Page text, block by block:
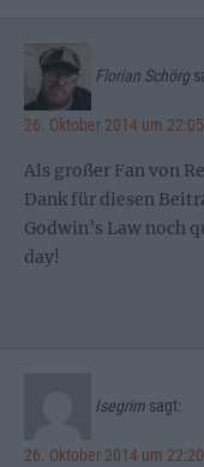
Florian Schörg
26. Oktober 2014 um
Als großer Fan von
Dank für diesen
Godwin’s Law noch
day!
Isegrim sagt:
26. Oktober 2014 um